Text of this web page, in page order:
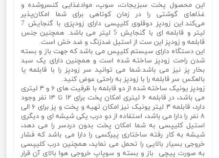
این محصول پخت سبزیجات، سوپ، موادغذایی کنسروشده و
غذاهای گوشتی را در زمان کوتاهی برای شما امکان‌پذیر
می‌کند.این زودپز دوقلوی کلیپسی دارای زودپزی با گنجایش 7
لیتر و قابلمه ای با گنجایش 5 لیتر می باشد. همچنین جنس
قابلمه و زودپز این ست از استیل ضدزنگ و ضد خش است.
این دستگاه دارای سیستم کلیپس می باشد که جهت باز و بسته
شدن راحت زودپز ساخته شده است و همچنین دارای یک سبد
بخار پز نیز می باشد.شما می توانید سر زودپز را با قابلمه یا
بالعکس سر قابلمه را با زودپز به راحتی عوض کنید.
زودپز یونیک ساخته شده از دو قابلمه با ظرفیت های ۶ و ۴ لیتری
می باشد، در قابلمه ۶ لیتری امکان پخت برای ۱۲ تا ۱۴ نفر وجود
دارد، قابلمه ۴ لیتر یونیک نیز امکان تهیه و پخت و پز برای ۶ الی
۸ نفر را دارا می باشد، استفاده از دو درب یکی شیشه ای و دیگری
استیل کلیپسی به شما امکان پخت بدون دردسر را می دهد،
شیشه به کار رفته ساختاری پیرکسی را دارا می باشد که فشار
خروجی بسیار بالایی را تحمل می نماید، همچنین درب کلیپسی
به صورت پیچی باز و بسته و سوپاپ خروجی هوا بالای آن قرار